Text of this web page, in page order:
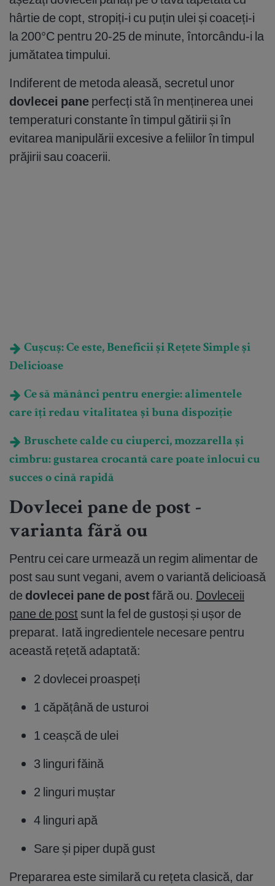
hârtie de copt, stropiți-i cu puțin ulei și coaceți-i
la 200°C pentru 20-25 de minute, întorcându-i la
jumătatea timpului.
Indiferent de metoda aleasă, secretul unor
dovlecei pane perfecți stă în menținerea unei
temperaturi constante în timpul gătirii și în
evitarea manipulării excesive a feliilor în timpul
prăjirii sau coacerii.
Cușcuș: Ce este, Beneficii și Rețete Simple și
Delicioase
Ce să mănânci pentru energie: alimentele
care îți redau vitalitatea și buna dispoziție
Bruschete calde cu ciuperci, mozzarella și
cimbru: gustarea crocantă care poate înlocui cu
succes o cină rapidă
Dovlecei pane de post -
varianta fără ou
Pentru cei care urmează un regim alimentar de
post sau sunt vegani, avem o variantă delicioasă
de dovlecei pane de postfără ou. Dovleceii
pane de post sunt la fel de gustoși și ușor de
preparat. Iată ingredientele necesare pentru
această rețetă adaptată:
2 dovlecei proaspeți
1 căpățână de usturoi
1 ceașcă de ulei
3 linguri făină
2 linguri muștar
4 linguri apă
Sare și piper după gust
Prepararea este similară cu rețeta clasică, dar